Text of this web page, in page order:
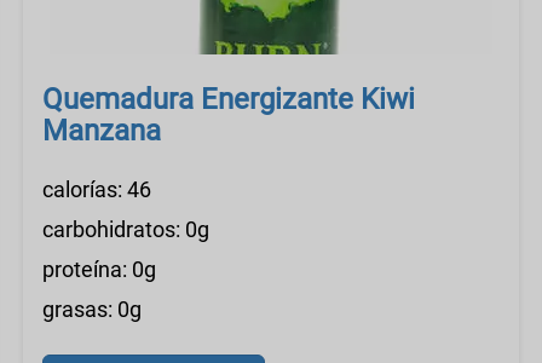
Quemadura Energizante Kiwi
Manzana
calorías: 46
carbohidratos: 0g
proteína: 0g
grasas: 0g